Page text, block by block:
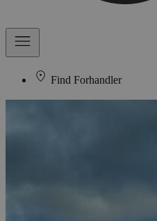
Find Forhandler